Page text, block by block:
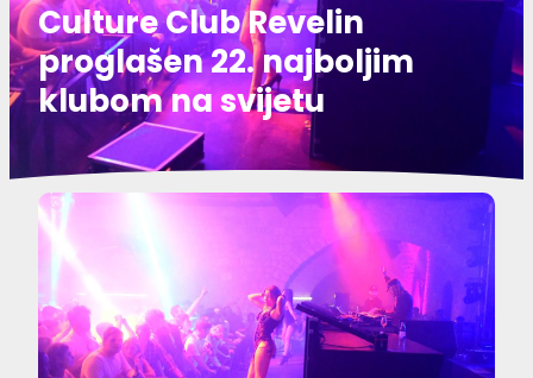
Culture Club Revelin
proglašen 22. najboljim
klubom na svijetu